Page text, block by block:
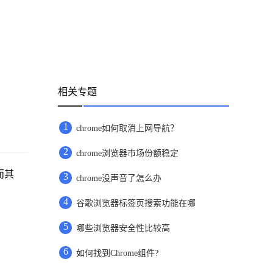
其
相关专题
1 chrome如何取消上网导航？
2 chrome浏览器市场份额稳定
3 chrome没声音了怎么办
4 谷歌浏览器标签页搜索功能在哪
5 哪些浏览器安全性比较高
6 如何找到Chrome组件?